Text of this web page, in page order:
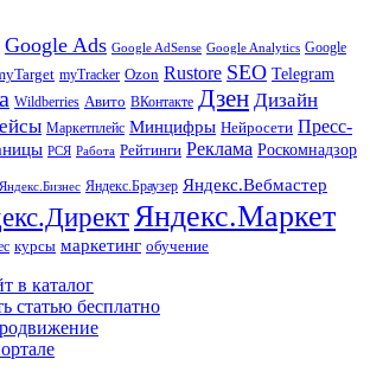
Google Ads Google AdSense Google Analytics Google
myTracker Ozon Rustore SEO Telegram
Wildberries Авито ВКонтакте Дзен Дизайн
Маркетплейс Минцифры Нейросети Пресс-
РСЯ Работа Рейтинги Реклама Роскомнадзор
Яндекс.Бизнес Яндекс.Браузер Яндекс.Вебмастер
Яндекс.Маркет
курсы маркетинг обучение
в каталог
статью бесплатно